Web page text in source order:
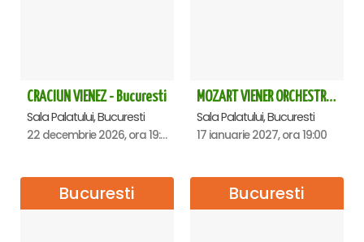
CRACIUN VIENEZ - Bucuresti
Sala Palatului, Bucuresti
22 decembrie 2026, ora 19:00
MOZART VIENER ORCHESTRA - CONCERT EXTRAORDINAR - Sala Palatului
Sala Palatului, Bucuresti
17 ianuarie 2027, ora 19:00
Bucuresti Bucuresti